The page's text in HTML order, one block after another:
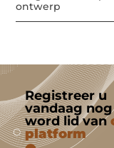
ontwerp
Registreer u
vandaag
word lid van
platform